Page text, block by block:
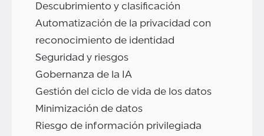
Descubrimiento y clasificación
Automatización de la privacidad con
reconocimiento de identidad
Seguridad y riesgos
Gobernanza de la IA
Gestión del ciclo de vida de los datos
Minimización de datos
Riesgo de información privilegiada